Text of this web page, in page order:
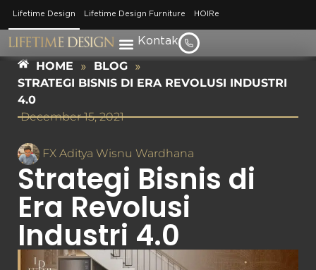
Lifetime Design Lifetime Design Furniture HOIRe
Kontak
HOME » BLOG »
STRATEGI BISNIS DI ERA REVOLUSI INDUSTRI
4.0
December 15, 2021
FX Aditya Wisnu Wardhana
Strategi Bisnis di
Era Revolusi
Industri 4.0